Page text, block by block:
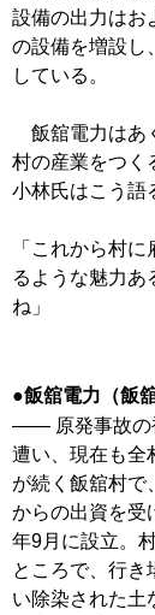
設備の出力はお
の設備を増設し
している。
飯舘電力はあ
村の産業をつく
小林氏はこう語
「これから村
るような魅力あ
ね」
●飯舘電力（飯舘
―― 原発事故の
遭い、現在も全
が続く飯舘村で
からの出資を受
年9月に設立。
ところで、行き
い除染された土